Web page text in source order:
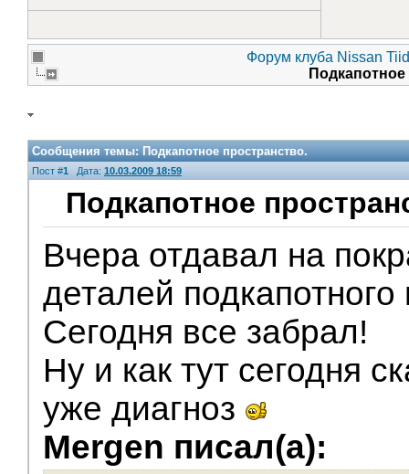
Форум клуба Nissan
Сообщения темы:Подкапотное пространство.
Пост #1 Дата: 10.03.2009 18:59
Подкапотное
Вчера отдавал на
деталей
Сегодня все забрал!
Ну и как тут сегодня
уже диагноз
Mergen писал(а):